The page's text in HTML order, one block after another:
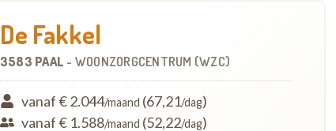
De Fakkel
3583 PAAL - WOONZORGCENTRUM (WZC)
vanaf € 2.044/maand (67,21/dag)
vanaf € 1.588/maand (52,22/dag)